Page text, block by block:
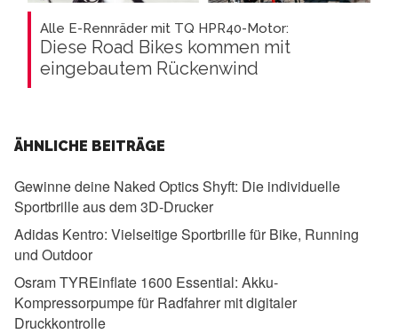
Alle E-Rennräder mit TQ HPR40-Motor:
Diese Road Bikes kommen mit
eingebautem Rückenwind
ÄHNLICHE BEITRÄGE
Gewinne deine Naked Optics Shyft: Die individuelle
Sportbrille aus dem 3D-Drucker
Adidas Kentro: Vielseitige Sportbrille für Bike, Running
und Outdoor
Osram TYREinflate 1600 Essential: Akku-
Kompressorpumpe für Radfahrer mit digitaler
Druckkontrolle